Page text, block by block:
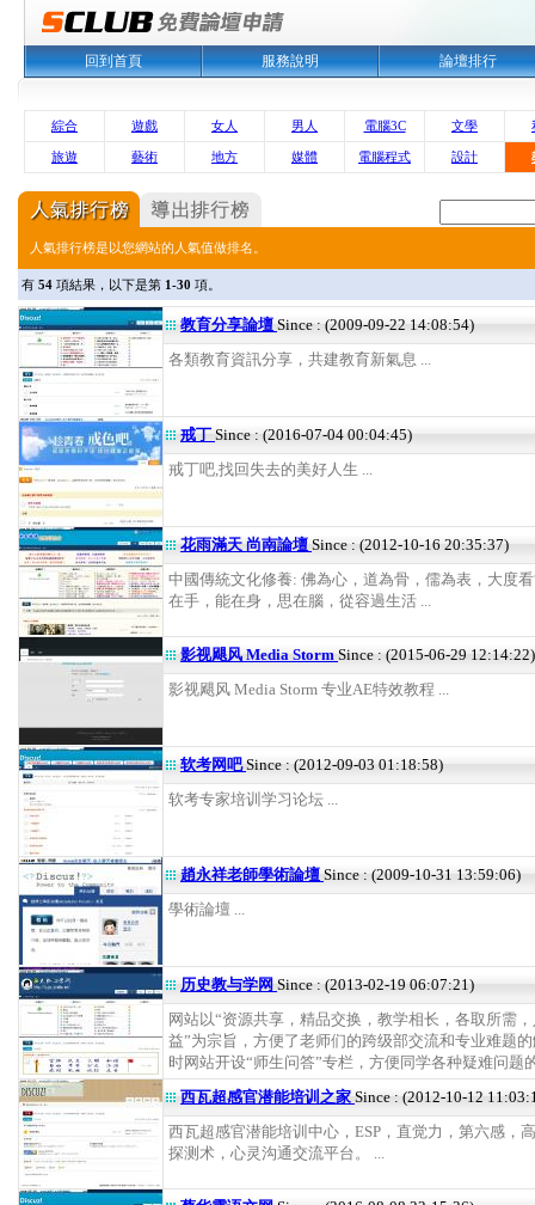
回到首頁 服務說明 論壇排行
綜合 遊戲 女人 男人 電腦3C 文學
旅遊 藝術 地方 媒體 電腦程式 設計
人氣排行榜是以您網站的人氣值做排名。
有 54 項結果，以下是第 1-30 項。
教育分享論壇 Since : (2009-09-22 14:08:54)
各類教育資訊分享，共建教育新氣息 ...
戒丁 Since : (2016-07-04 00:04:45)
戒丁吧,找回失去的美好人生 ...
花雨滿天 尚南論壇 Since : (2012-10-16 20:35:37)
中國傳統文化修養: 佛為心，道為骨，儒為表，大度
在手，能在身，思在腦，從容過生活 ...
影视飓风 Media Storm Since : (2015-06-29 12:14:22)
影视飓风 Media Storm 专业AE特效教程 ...
软考网吧Since : (2012-09-03 01:18:58)
软考专家培训学习论坛 ...
趙永祥老師學術論壇 Since : (2009-10-31 13:59:06)
學術論壇 ...
历史教与学网 Since : (2013-02-19 06:07:21)
网站以“资源共享，精品交换，教学相长，各取所需
益”为宗旨，方便了老师们的跨级部交流和专业难题
时网站开设“师生问答”专栏，方便同学各种疑难问题
西瓦超感官潜能培训之家Since : (2012-10-12
西瓦超感官潜能培训中心，ESP，直觉力，第六感，
探测术，心灵沟通交流平台。 ...